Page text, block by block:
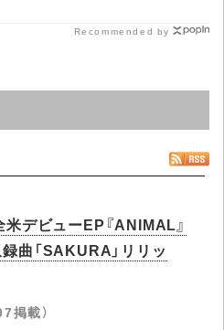
Recommended by
米デビューEP『ANIMAL』
曲「SAKURA」リリッ
掲載）